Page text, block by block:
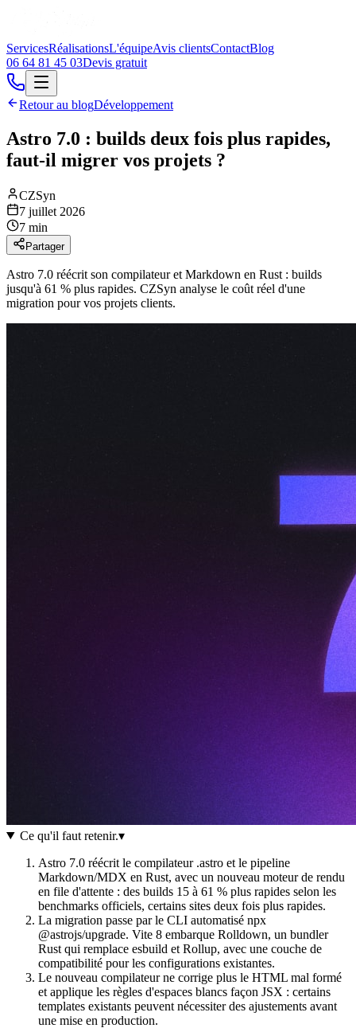
ServicesRéalisationsL'équipeAvis clientsContactBlog
06 64 81 45 03Devis gratuit
Retour au blogDéveloppement
Astro 7.0 : builds deux fois plus rapides,
faut-il migrer vos projets ?
CZSyn
7 juillet 2026
7 min
Partager
Astro 7.0 réécrit son compilateur et Markdown en Rust : builds
jusqu'à 61 % plus rapides. CZSyn analyse le coût réel d'une
migration pour vos projets clients.
Ce qu'il faut retenir.▾
Astro 7.0 réécrit le compilateur .astro et le pipeline
Markdown/MDX en Rust, avec un nouveau moteur de rendu
en file d'attente : des builds 15 à 61 % plus rapides selon les
benchmarks officiels, certains sites deux fois plus rapides.
La migration passe par le CLI automatisé npx
@astrojs/upgrade. Vite 8 embarque Rolldown, un bundler
Rust qui remplace esbuild et Rollup, avec une couche de
compatibilité pour les configurations existantes.
Le nouveau compilateur ne corrige plus le HTML mal formé
et applique les règles d'espaces blancs façon JSX : certains
templates existants peuvent nécessiter des ajustements avant
une mise en production.